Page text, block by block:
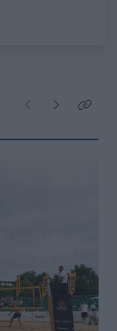
Poprzednie
NastępneKliknij